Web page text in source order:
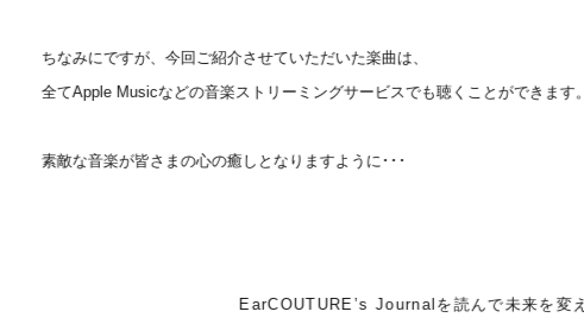
ちなみにですが、今回ご紹介させていただいた楽曲は、
全てApple Musicなどの音楽ストリーミングサービスでも聴くことができます。
素敵な音楽が皆さまの心の癒しとなりますように･･･